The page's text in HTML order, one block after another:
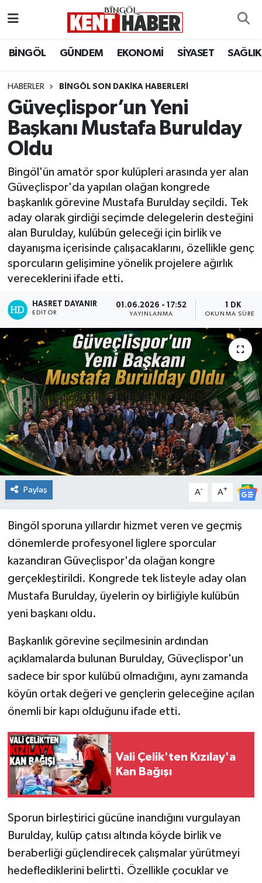
BİNGÖL GÜNDEM EKONOMİ SİYASET SAĞLIK
HABERLER BINGÖL SON DAKIKA HABERLERI
Güveçlispor’un Yeni
Başkanı Mustafa Burulday
Oldu
Bingöl'ün amatör spor kulüpleri arasında yer alan
Güveçlispor'da yapılan olağan kongrede
başkanlık görevine Mustafa Burulday seçildi. Tek
aday olarak girdiği seçimde delegelerin desteğini
alan Burulday, kulübün geleceği için birlik ve
dayanışma içerisinde çalışacaklarını, özellikle genç
sporcuların gelişimine yönelik projelere ağırlık
vereceklerini ifade etti.
HASRET DAYANIR
EDITÖR
01.06.2026 - 17:52
YAYINLANMA
1 DK
OKUNMA SÜRESI
Paylaş A- A+
Bingöl sporuna yıllardır hizmet veren ve geçmiş
dönemlerde profesyonel liglere sporcular
kazandıran Güveçlispor'da olağan kongre
gerçekleştirildi. Kongrede tek listeyle aday olan
Mustafa Burulday, üyelerin oy birliğiyle kulübün
yeni başkanı oldu.
Başkanlık görevine seçilmesinin ardından
açıklamalarda bulunan Burulday, Güveçlispor'un
sadece bir spor kulübü olmadığını, aynı zamanda
köyün ortak değeri ve gençlerin geleceğine açılan
önemli bir kapı olduğunu ifade etti.
Vali Çelik'ten Kızılay'a
Kan Bağışı
Sporun birleştirici gücüne inandığını vurgulayan
Burulday, kulüp çatısı altında köyde birlik ve
beraberliği güçlendirecek çalışmalar yürütmeyi
hedeflediklerini belirtti. Özellikle çocuklar ve
BİLİM-TEKNOLOJİ
DÜNYA
EĞİTİM
GENÇ
GÜNDEM
KARLIOVA
KİĞI
MERKEZ
RESMİ İLANLAR
SAĞLIK
SİYASET
SOLHAN
SPOR
YAYLADERE
YEDİSU
Bingöl Hava Durumu
Bingöl Namaz Vakitleri
Bingöl Trafik Yoğunluk Haritası
Tüm Manşetler
Son Dakika Haberleri
Haber Arşivi